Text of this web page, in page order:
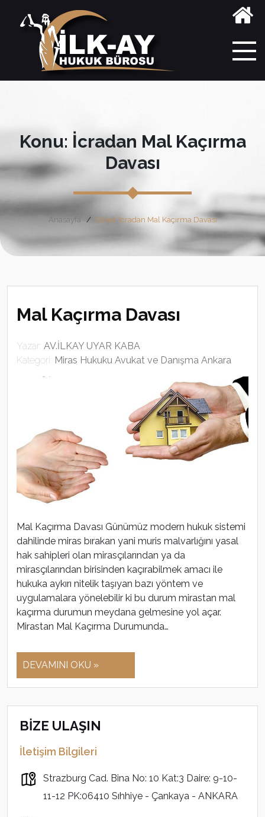
Konu: İcradan Mal Kaçırma
Davası
Anasayfa Etiket: İcradan Mal Kaçırma Davası
Mal Kaçırma Davası
Yazar: AV.İLKAY UYAR KABA
Kategori: Miras Hukuku Avukat ve Danışma Ankara
Mal Kaçırma Davası Günümüz modern hukuk sistemi
dahilinde miras bırakan yani muris malvarlığını yasal
hak sahipleri olan mirasçılarından ya da
mirasçılarından birisinden kaçırabilmek amacı ile
hukuka aykırı nitelik taşıyan bazı yöntem ve
uygulamalara yönelebilir ki bu durum mirastan mal
kaçırma durumun meydana gelmesine yol açar.
Mirastan Mal Kaçırma Durumunda…
DEVAMINI OKU »
BİZE ULAŞIN
İletişim Bilgileri
Strazburg Cad. Bina No: 10 Kat:3 Daire: 9-10-
11-12 PK:06410 Sıhhiye - Çankaya - ANKARA